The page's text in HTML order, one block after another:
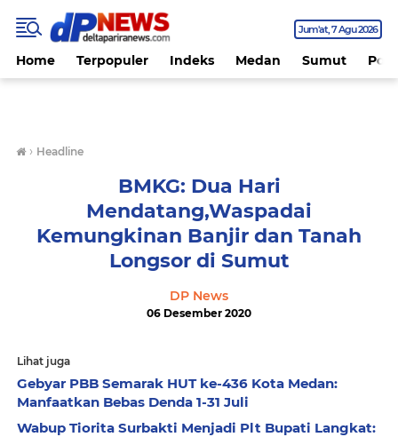
Jum'at 7 Agu 2026
Home Terpopuler Indeks Medan Sumut
› Headline
BMKG: Dua Hari
Mendatang,Waspadai
Kemungkinan Banjir dan Tanah
Longsor di Sumut
DP News
06 Desember 2020
Lihat juga
Gebyar PBB Semarak HUT ke-436 Kota Medan:
Manfaatkan Bebas Denda 1-31 Juli
Wabup Tiorita Surbakti Menjadi Plt Bupati Langkat: